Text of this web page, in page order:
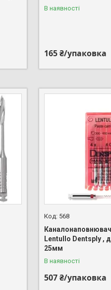
В наявності
165 ₴/упаковка
568
Lentullo Dentsply ,
25мм
В наявності
507 ₴/упаковка